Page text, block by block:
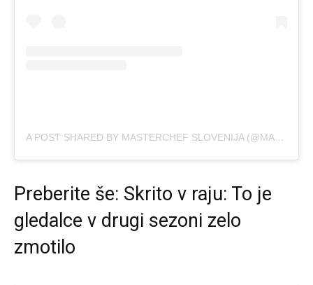
A POST SHARED BY MASTERCHEF SLOVENIJA (@MASTERCHEFSLOVENIJA)
Preberite še: Skrito v raju: To je
gledalce v drugi sezoni zelo
zmotilo